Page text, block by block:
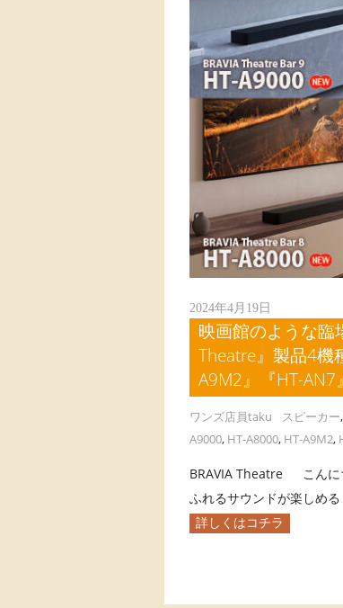
2024年4月19日
映画館のような臨
Theatre』製品4機
A9M2』『HT-AN7』
ワンズ店員taku スピーカー,
A9000, HT-A8000, HT-A9M2,
BRAVIA Theatre こんに
ふれるサウンドが楽しめ
詳しくはコチラ